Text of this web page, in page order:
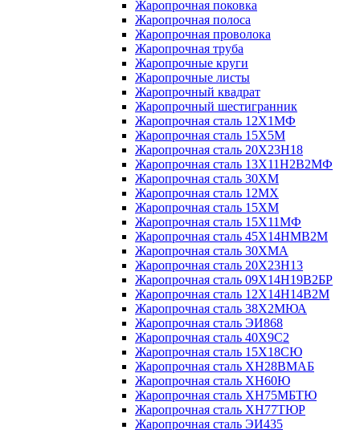
Жаропрочная поковка
Жаропрочная полоса
Жаропрочная проволока
Жаропрочная труба
Жаропрочные круги
Жаропрочные листы
Жаропрочный квадрат
Жаропрочный шестигранник
Жаропрочная сталь 12Х1МФ
Жаропрочная сталь 15Х5М
Жаропрочная сталь 20Х23Н18
Жаропрочная сталь 13Х11Н2В2МФ
Жаропрочная сталь 30ХМ
Жаропрочная сталь 12МХ
Жаропрочная сталь 15ХМ
Жаропрочная сталь 15Х11МФ
Жаропрочная сталь 45Х14НМВ2М
Жаропрочная сталь 30ХМА
Жаропрочная сталь 20Х23Н13
Жаропрочная сталь 09Х14Н19В2БР
Жаропрочная сталь 12Х14Н14В2М
Жаропрочная сталь 38Х2МЮА
Жаропрочная сталь ЭИ868
Жаропрочная сталь 40Х9С2
Жаропрочная сталь 15Х18СЮ
Жаропрочная сталь ХН28ВМАБ
Жаропрочная сталь ХН60Ю
Жаропрочная сталь ХН75МБТЮ
Жаропрочная сталь ХН77ТЮР
Жаропрочная сталь ЭИ435